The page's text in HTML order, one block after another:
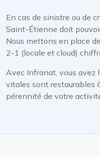
En cas de sinistre ou de
Saint-Étienne doit
Nous mettons en place
2-1 (locale et cloud)
Avec Infranat, vous avez
vitales sont restaurables
pérennité de votre